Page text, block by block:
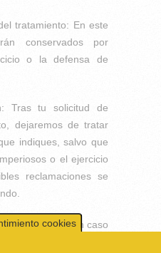
tratamiento: En este
conservados por
o la defensa de
Tras tu solicitud de
dejaremos de tratar
indiques, salvo que
o el ejercicio
reclamaciones se
de los datos: En caso
datos sean tratados
para personalizar el contenido y los
y analizar el tráfico.
el uso que haga del sitio web
publicidad y análisis web,
que les haya
a partir del uso que haya hecho de